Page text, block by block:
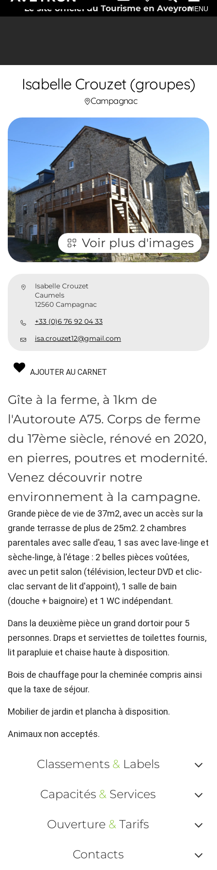
Le site officiel du Tourisme en AveyronMENU
Isabelle Crouzet (groupes)
Campagnac
Voir plus d'images
Isabelle Crouzet
Caumels
12560 Campagnac
+33 (0)6 76 92 04 33
isa.crouzet12@gmail.com
AJOUTER AU CARNET
Gîte à la ferme, à 1km de
l'Autoroute A75. Corps de ferme
du 17ème siècle, rénové en 2020,
en pierres, poutres et modernité.
Venez découvrir notre
environnement à la campagne.
Grande pièce de vie de 37m2, avec un accès sur la
grande terrasse de plus de 25m2. 2 chambres
parentales avec salle d'eau, 1 sas avec lave-linge et
sèche-linge, à l'étage : 2 belles pièces voûtées,
avec un petit salon (télévision, lecteur DVD et clic-
clac servant de lit d'appoint), 1 salle de bain
(douche + baignoire) et 1 WC indépendant.
Dans la deuxième pièce un grand dortoir pour 5
personnes. Draps et serviettes de toilettes fournis,
lit parapluie et chaise haute à disposition.
Bois de chauffage pour la cheminée compris ainsi
que la taxe de séjour.
Mobilier de jardin et plancha à disposition.
Animaux non acceptés.
Classements &Labels
ou
Capacités & Services
ou
Ouverture & Tarifs
ou
Contacts